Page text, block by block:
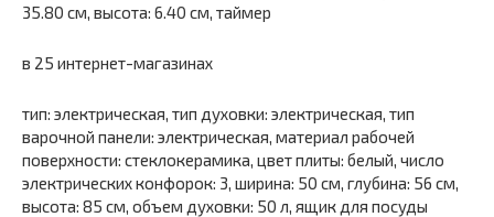
35.80 см, высота: 6.40 см, таймер
в 25 интернет-магазинах
тип: электрическая, тип духовки: электрическая, тип
варочной панели: электрическая, материал рабочей
поверхности: стеклокерамика, цвет плиты: белый, число
электрических конфорок: 3, ширина: 50 см, глубина: 56 см,
высота: 85 см, объем духовки: 50 л, ящик для посуды